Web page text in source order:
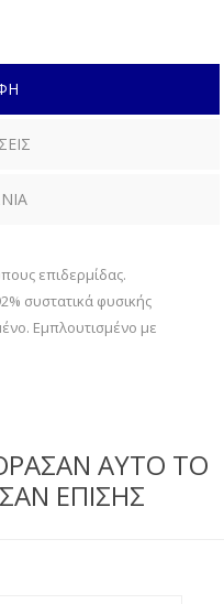
επιδερμίδας.
συστατικά φυσικής
Εμπλουτισμένο με
ΑΥΤΟ ΤΟ
ΕΠΙΣΗΣ